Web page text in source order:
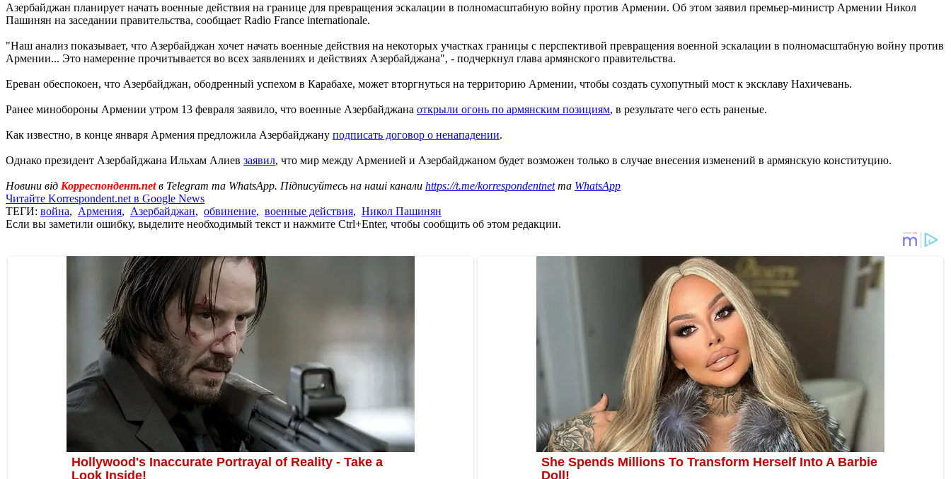
Азербайджан планирует начать военные действия на границе для превращения эскалации в полномасштабную войну против Армении. Об этом заявил премьер-министр Армении Никол
Пашинян на заседании правительства, сообщает Radio France internationale.
"Наш анализ показывает, что Азербайджан хочет начать военные действия на некоторых участках границы с перспективой превращения военной эскалации в полномасштабную войну против
Армении... Это намерение прочитывается во всех заявлениях и действиях Азербайджана", - подчеркнул глава армянского правительства.
Ереван обеспокоен, что Азербайджан, ободренный успехом в Карабахе, может вторгнуться на территорию Армении, чтобы создать сухопутный мост к эксклаву Нахичевань.
Ранее минобороны Армении утром 13 февраля заявило, что военные Азербайджана открыли огонь по армянским позициям, в результате чего есть раненые.
Как известно, в конце января Армения предложила Азербайджану подписать договор о ненападении.
Однако президент Азербайджана Ильхам Алиев заявил, что мир между Арменией и Азербайджаном будет возможен только в случае внесения изменений в армянскую конституцию.
Новини від Корреспондент.netв Telegram та WhatsApp. Підписуйтесь на наші канали https://t.me/korrespondentnetта WhatsApp
Читайте Korrespondent.net в Google News
ТЕГИ: война, Армения, Азербайджан, обвинение, военные действия, Никол Пашинян
Если вы заметили ошибку, выделите необходимый текст и нажмите Ctrl+Enter, чтобы сообщить об этом редакции.